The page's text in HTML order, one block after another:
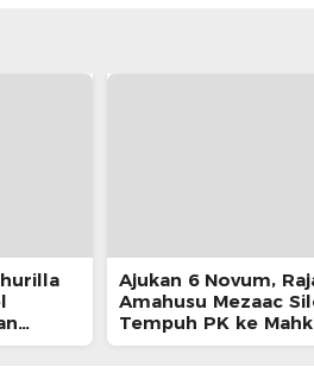
Ajukan 6 Novum,
Amahusu Mezaac
Tempuh PK ke
Agung